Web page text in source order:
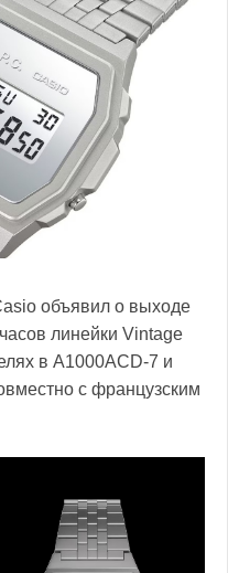
объявил о выходе
линейки Vintage
в A1000ACD-7 и
с французским